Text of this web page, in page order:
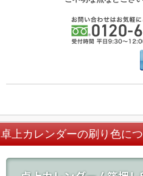
卓上カレンダーの刷り色に